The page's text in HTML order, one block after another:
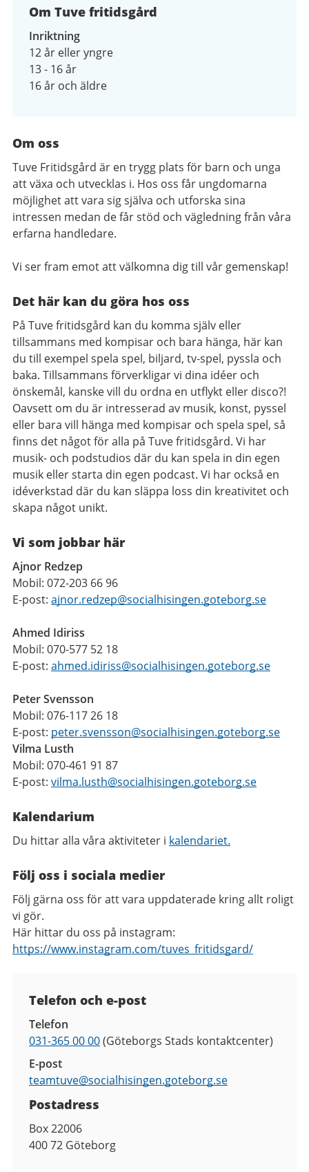
Om Tuve fritidsgård
Inriktning
12 år eller yngre
13 - 16 år
16 år och äldre
Om oss
Tuve Fritidsgård är en trygg plats för barn och unga
att växa och utvecklas i. Hos oss får ungdomarna
möjlighet att vara sig själva och utforska sina
intressen medan de får stöd och vägledning från våra
erfarna handledare.
Vi ser fram emot att välkomna dig till vår gemenskap!
Det här kan du göra hos oss
På Tuve fritidsgård kan du komma själv eller
tillsammans med kompisar och bara hänga, här kan
du till exempel spela spel, biljard, tv-spel, pyssla och
baka. Tillsammans förverkligar vi dina idéer och
önskemål, kanske vill du ordna en utflykt eller disco?!
Oavsett om du är intresserad av musik, konst, pyssel
eller bara vill hänga med kompisar och spela spel, så
finns det något för alla på Tuve fritidsgård. Vi har
musik- och podstudios där du kan spela in din egen
musik eller starta din egen podcast. Vi har också en
idéverkstad där du kan släppa loss din kreativitet och
skapa något unikt.
Vi som jobbar här
Ajnor Redzep
Mobil: 072-203 66 96
E-post: ajnor.redzep@socialhisingen.goteborg.se
Ahmed Idiriss
Mobil: 070-577 52 18
E-post: ahmed.idiriss@socialhisingen.goteborg.se
Peter Svensson
Mobil: 076-117 26 18
E-post: peter.svensson@socialhisingen.goteborg.se
Vilma Lusth
Mobil: 070-461 91 87
E-post: vilma.lusth@socialhisingen.goteborg.se
Kalendarium
Du hittar alla våra aktiviteter i kalendariet.
Följ oss i sociala medier
Följ gärna oss för att vara uppdaterade kring allt roligt
vi gör.
Här hittar du oss på instagram:
https://www.instagram.com/tuves_fritidsgard/
Telefon och e-post
Telefon
031-365 00 00(Göteborgs Stads kontaktcenter)
E-post
teamtuve@socialhisingen.goteborg.se
Postadress
Box 22006
400 72 Göteborg